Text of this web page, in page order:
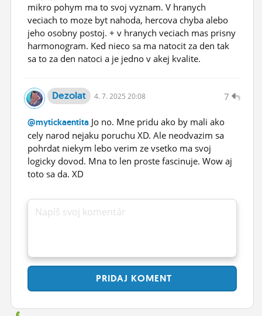
mikro pohym ma to svoj vyznam. V hranych
veciach to moze byt nahoda, hercova chyba alebo
jeho osobny postoj. + v hranych veciach mas prisny
harmonogram. Ked nieco sa ma natocit za den tak
sa to za den natoci a je jedno v akej kvalite.
7
Dezolat 4. 7. 2025 20:08
@mytickaentita Jo no. Mne pridu ako by mali ako
cely narod nejaku poruchu XD. Ale neodvazim sa
pohrdat niekym lebo verim ze vsetko ma svoj
logicky dovod. Mna to len proste fascinuje. Wow aj
toto sa da. XD
Napíš svoj komentár
PRIDAJ KOMENT